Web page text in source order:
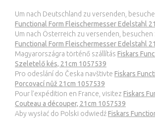
Um nach Deutschland zu versenden,
Functional Form Fleischermesser Edelstahl
Um nach Österreich zu versenden, besuchen
Functional Form Fleischermesser Edelstahl
Magyarországra történő szállítás Fiskars
Szeletelő kés, 21cm 1057539
Pro odeslání do Česka navštivte Fiskars
Porcovací nůž 21cm 1057539
Pour l’expédition en France, visitez Fiskars
Couteau a découper, 21cm 1057539
Aby wysłać do Polski odwiedźFiskars